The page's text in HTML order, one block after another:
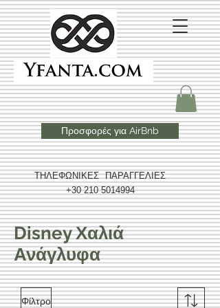
ΤΗΛΕΦΩΝΙΚΕΣ ΠΑΡΑΓΓΕΛΙΕΣ
+30 210 5014994
Προσφορές για AirBnb
Disney Χαλιά
Ανάγλυφα
Φίλτρο